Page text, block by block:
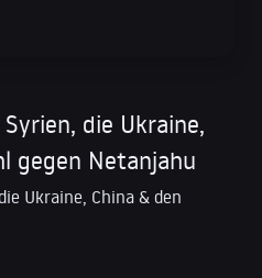
die Ukraine,
gegen Netanjahu
Ukraine, China & den